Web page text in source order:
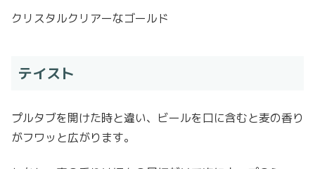
クリスタルクリアーなゴールド
テイスト
プルタブを開けた時と違い、ビールを口に含むと麦の香り
がフワッと広がります。